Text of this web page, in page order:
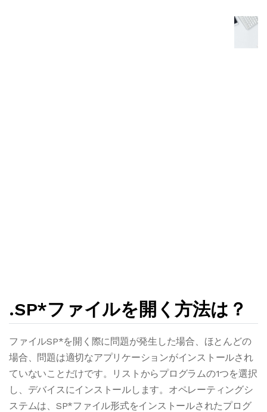
.SP*ファイルを開く方法は？
ファイルSP*を開く際に問題が発生した場合、ほとんどの
場合、問題は適切なアプリケーションがインストールされ
ていないことだけです。リストからプログラムの1つを選択
し、デバイスにインストールします。オペレーティングシ
ステムは、SP*ファイル形式をインストールされたプログ